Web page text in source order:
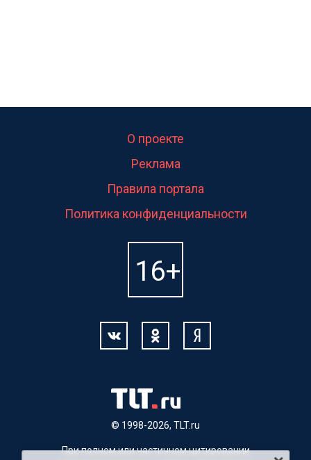
© 1998-2026, TLT.ru
О проекте
Реклама
Правила портала
Политика конфиденциальности
При полном или частичном цитировании